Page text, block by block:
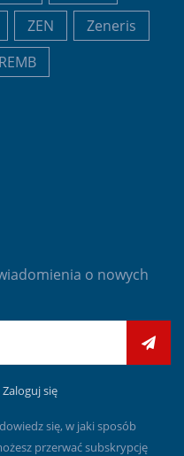
ZEN
Zeneris
o nowych
Zaloguj się
się, w jaki sposób
przerwać subskrypcję